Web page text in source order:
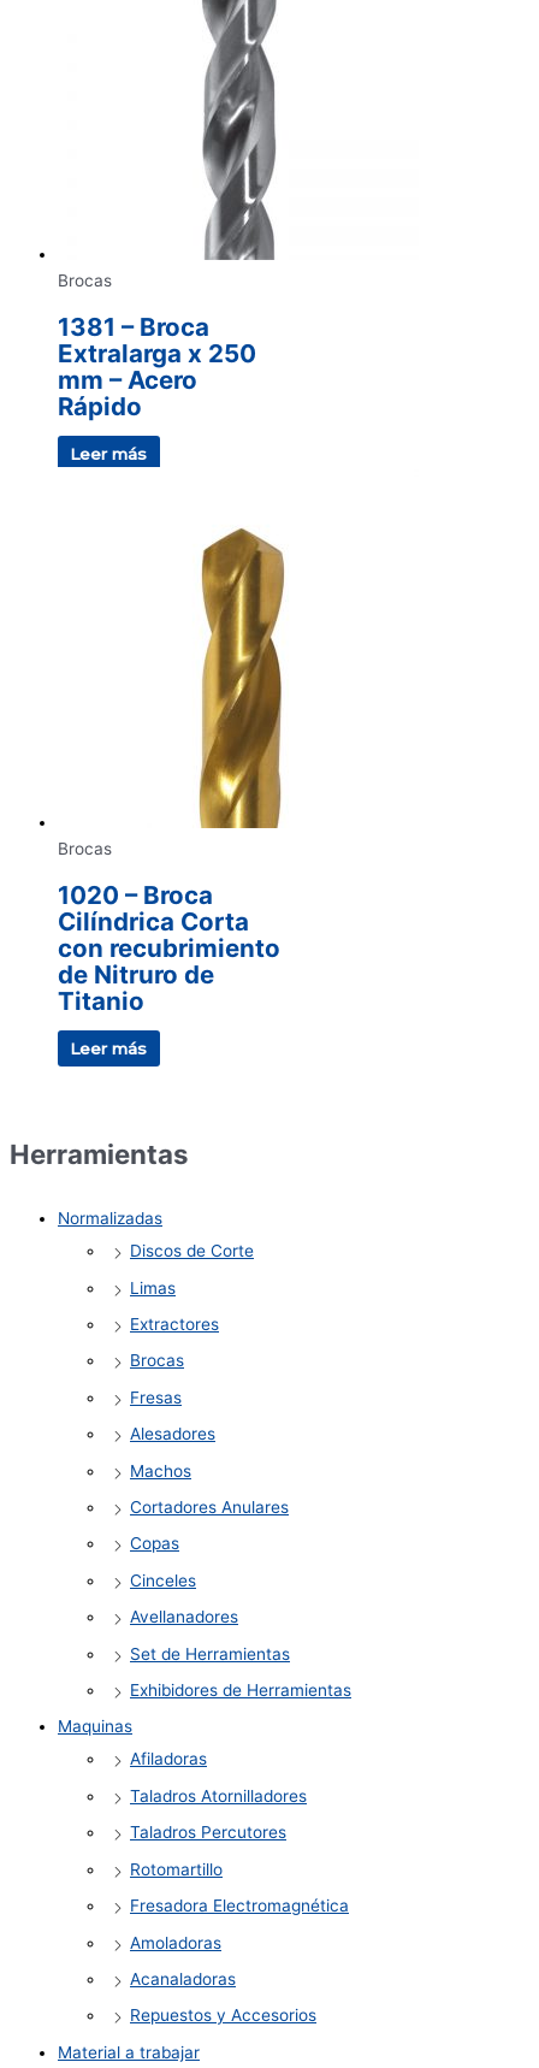
Brocas
1381 – Broca
Extralarga x 250
mm – Acero
Rápido
Leer más
Brocas
1020 – Broca
Cilíndrica Corta
con recubrimiento
de Nitruro de
Titanio
Leer más
Herramientas
Normalizadas
Discos de Corte
Limas
Extractores
Brocas
Fresas
Alesadores
Machos
Cortadores Anulares
Copas
Cinceles
Avellanadores
Set de Herramientas
Exhibidores de Herramientas
Maquinas
Afiladoras
Taladros Atornilladores
Taladros Percutores
Rotomartillo
Fresadora Electromagnética
Amoladoras
Acanaladoras
Repuestos y Accesorios
Material a trabajar